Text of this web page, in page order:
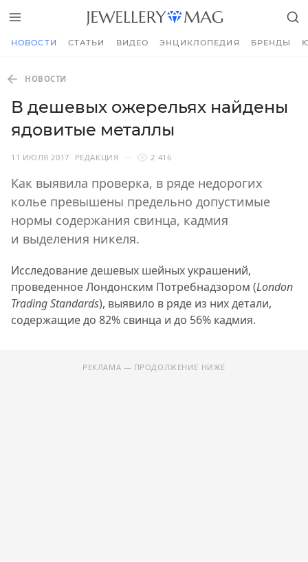
НОВОСТИ СТАТЬИ ВИДЕО ЭНЦИКЛОПЕДИЯ БРЕНДЫ
НОВОСТИ
В дешевых ожерельях найдены
ядовитые металлы
11 ИЮЛЯ 2017 РЕДАКЦИЯ 2 416
Как выявила проверка, в ряде недорогих
колье превышены предельно допустимые
нормы содержания свинца, кадмия
и выделения никеля.
Исследование дешевых шейных украшений,
проведенное Лондонским Потребнадзором (London
TradingStandards), выявило в ряде из них детали,
содержащие до 82% свинца и до 56% кадмия.
РЕКЛАМА — ПРОДОЛЖЕНИЕ НИЖЕ